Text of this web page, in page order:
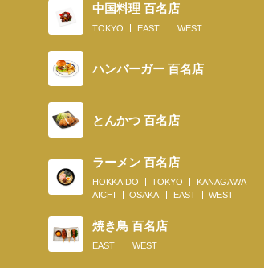
中国料理 百名店
TOKYO EAST WEST
ハンバーガー 百名店
とんかつ 百名店
ラーメン 百名店
HOKKAIDO TOKYO
KANAGAWA
AICHI
OSAKA EAST WEST
焼き鳥 百名店
EAST WEST
2022.10.27
〈New Open News
ハーモニー、新進気鋭